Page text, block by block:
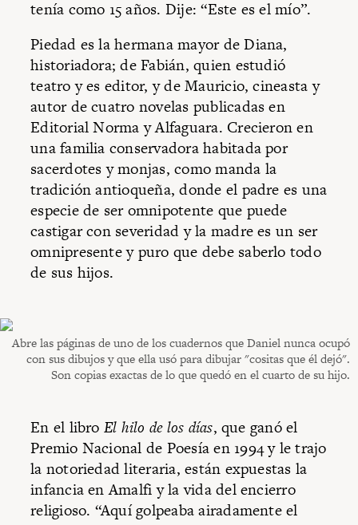
tenía como 15 años. Dije: “Este es el mío”.
Piedad es la hermana mayor de Diana,
historiadora; de Fabián, quien estudió
teatro y es editor, y de Mauricio, cineasta y
autor de cuatro novelas publicadas en
Editorial Norma y Alfaguara. Crecieron en
una familia conservadora habitada por
sacerdotes y monjas, como manda la
tradición antioqueña, donde el padre es una
especie de ser omnipotente que puede
castigar con severidad y la madre es un ser
omnipresente y puro que debe saberlo todo
de sus hijos.
Abre las páginas de uno de los cuadernos que Daniel nunca ocupó
con sus dibujos y que ella usó para dibujar "cositas que él dejó".
Son copias exactas de lo que quedó en el cuarto de su hijo.
En el libro El hilo de los días, que ganó el
Premio Nacional de Poesía en 1994 y le trajo
la notoriedad literaria, están expuestas la
infancia en Amalfi y la vida del encierro
religioso. “Aquí golpeaba airadamente el